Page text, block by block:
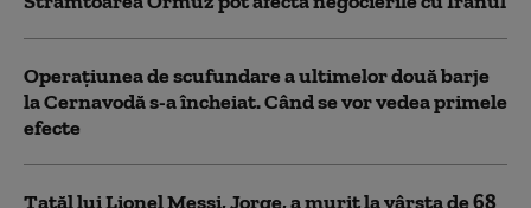
Operațiunea de scufundare a ultimelor două barje
la Cernavodă s-a încheiat. Când se vor vedea primele
efecte
Tatăl lui Lionel Messi, Jorge, a murit la vârsta de 68